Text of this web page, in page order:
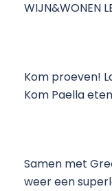
WIJN&WONEN
Kom proeven!
Kom Paella
Samen met
weer een